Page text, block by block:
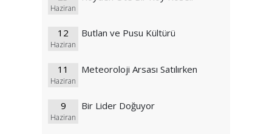
Haziran
12
Haziran
Butlan ve Pusu Kültürü
11
Haziran
Meteoroloji Arsası Satılırken
9
Haziran
Bir Lider Doğuyor